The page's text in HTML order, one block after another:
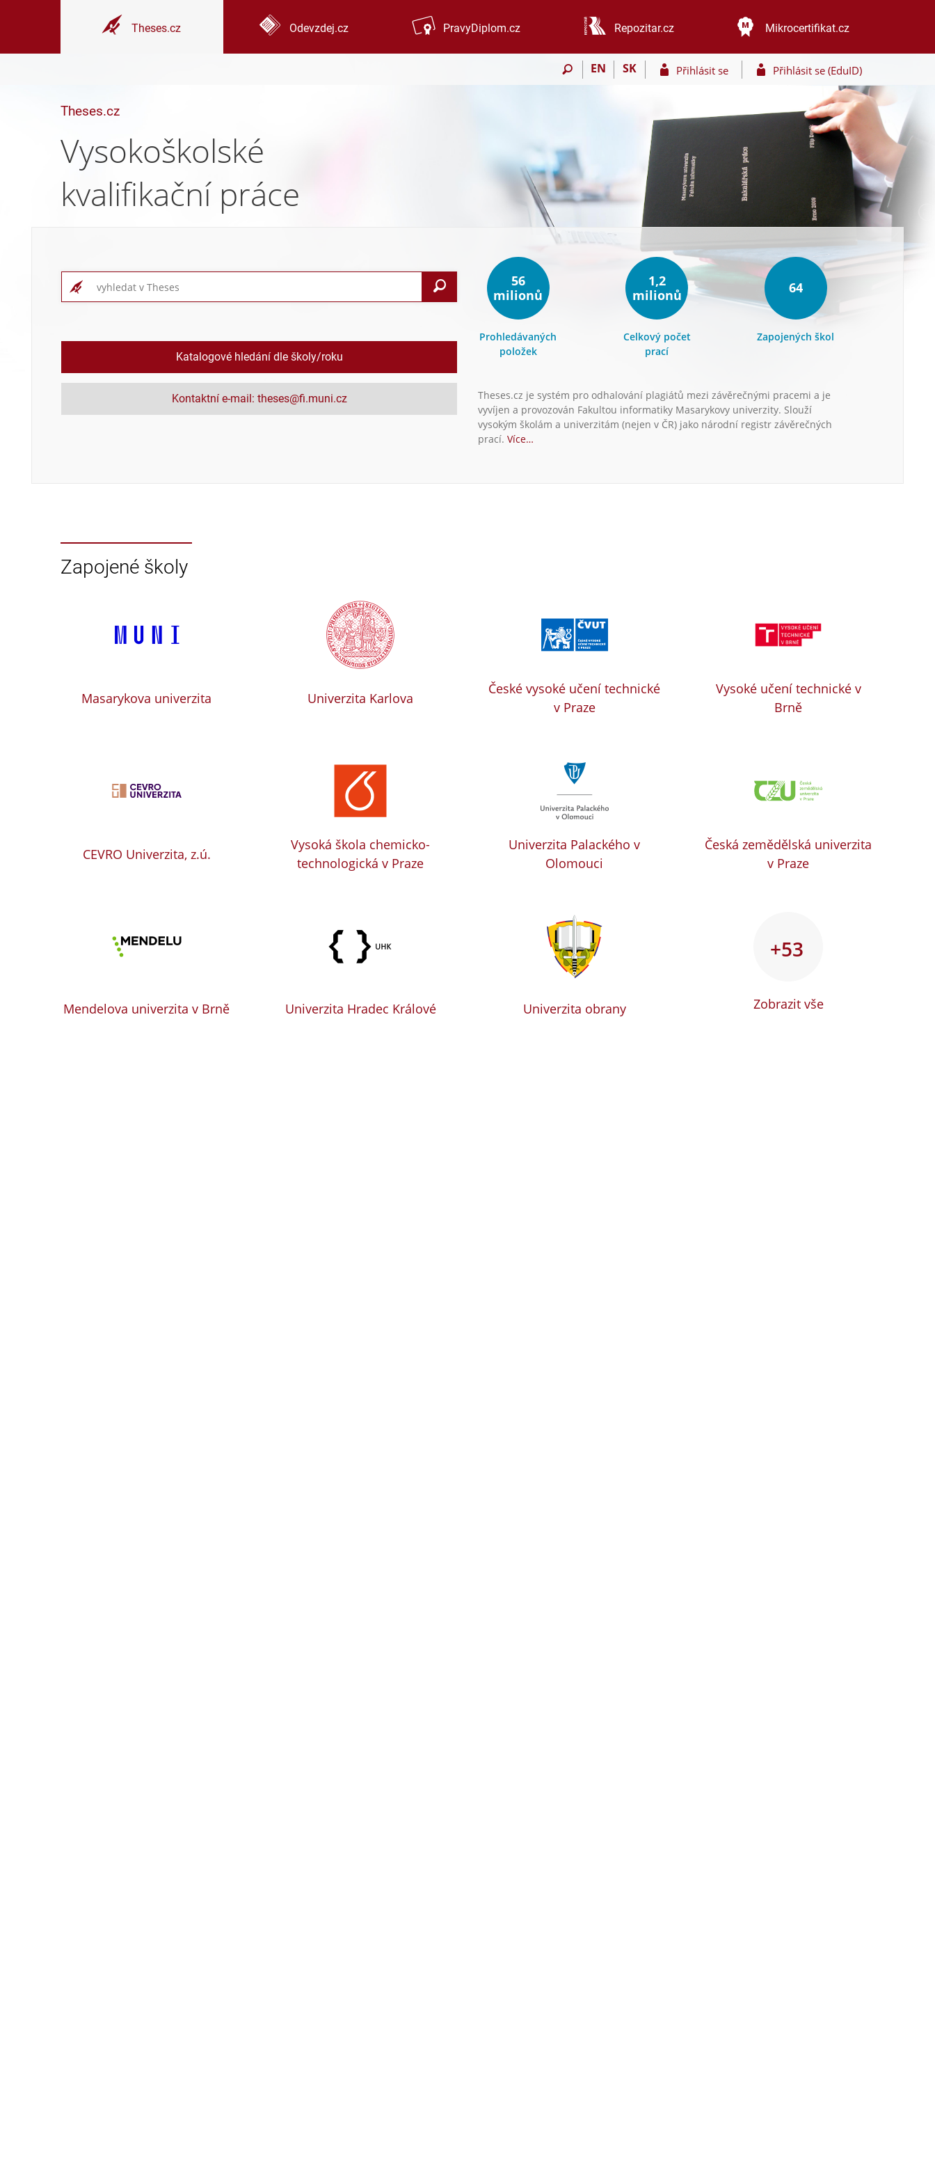
Theses.cz Odevzdej.cz PravyDiplom.cz Repozitar.cz Mikrocertifikat.cz
EN SK Přihlásit se Přihlásit se (EduID)
Theses.cz
Vysokoškolské
kvalifikační práce
Vyhledat
Katalogové hledání dle školy/roku
Kontaktní e-mail: theses@fi.muni.cz
56
milionů
Prohledávaných
položek
1,2
milionů
Celkový počet
prací
64
Zapojených škol
Theses.cz je systém pro odhalování plagiátů mezi závěrečnými pracemi a je
vyvíjen a provozován Fakultou informatiky Masarykovy univerzity. Slouží
vysokým školám a univerzitám (nejen v ČR) jako národní registr závěrečných
prací. Více…
Zapojené školy
Masarykova univerzita Univerzita Karlova
České vysoké učení technické
v Praze
Vysoké učení technické v
Brně
CEVRO Univerzita, z.ú.
Vysoká škola chemicko-
technologická v Praze
Univerzita Palackého v
Olomouci
Česká zemědělská univerzita
v Praze
Mendelova univerzita v Brně Univerzita Hradec Králové Univerzita obrany
+53
Zobrazit vše